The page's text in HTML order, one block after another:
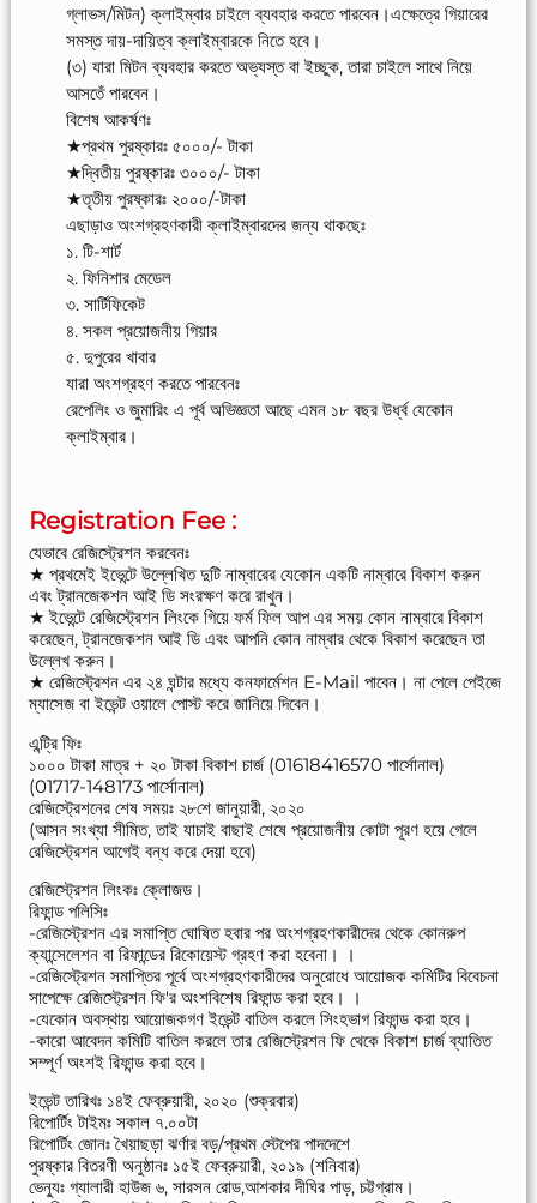
গ্লাভস/মিটন) ক্লাইম্বার চাইলে ব্যবহার করতে পারবেন।এক্ষেত্রে গিয়ারের
সমস্ত দায়-দায়িত্ব ক্লাইম্বারকে নিতে হবে।
(৩) যারা মিটন ব্যবহার করতে অভ্যস্ত বা ইচ্ছুক, তারা চাইলে সাথে নিয়ে
আসতেঁ পারবেন।
বিশেষ আকর্ষণঃ
★প্রথম পুরষ্কারঃ ৫০০০/- টাকা
★দ্বিতীয় পুরষ্কারঃ ৩০০০/- টাকা
★তৃতীয় পুরষ্কারঃ ২০০০/-টাকা
এছাড়াও অংশগ্রহণকারী ক্লাইম্বারদের জন্য থাকছেঃ
১. টি-শার্ট
২. ফিনিশার মেডেল
৩. সার্টিফিকেট
৪. সকল প্রয়োজনীয় গিয়ার
৫. দুপুরের খাবার
যারা অংশগ্রহণ করতে পারবেনঃ
রেপেলিং ও জুমারিং এ পূর্ব অভিজ্ঞতা আছে এমন ১৮ বছর উর্ধ্ব যেকোন
ক্লাইম্বার।
Registration Fee :
যেভাবে রেজিস্ট্রেশন করবেনঃ
★ প্রথমেই ইভেন্টে উল্লেখিত দুটি নাম্বারের যেকোন একটি নাম্বারে বিকাশ করুন
এবং ট্রানজেকশন আই ডি সংরক্ষণ করে রাখুন।
★ ইভেন্টে রেজিস্ট্রেশন লিংকে গিয়ে ফর্ম ফিল আপ এর সময় কোন নাম্বারে বিকাশ
করেছেন, ট্রানজেকশন আই ডি এবং আপনি কোন নাম্বার থেকে বিকাশ করেছেন তা
উল্লেখ করুন।
★ রেজিস্ট্রেশন এর ২৪ ঘন্টার মধ্যে কনফার্মেশন E-Mail পাবেন। না পেলে পেইজে
ম্যাসেজ বা ইভেন্ট ওয়ালে পোস্ট করে জানিয়ে দিবেন।
এন্ট্রি ফিঃ
১০০০ টাকা মাত্র + ২০ টাকা বিকাশ চার্জ (01618416570 পার্সোনাল)
(01717-148173 পার্সোনাল)
রেজিস্ট্রেশনের শেষ সময়ঃ ২৮শে জানুয়ারী, ২০২০
(আসন সংখ্যা সীমিত, তাই যাচাই বাছাই শেষে প্রয়োজনীয় কোটা পূরণ হয়ে গেলে
রেজিস্ট্রেশন আগেই বন্ধ করে দেয়া হবে)
রেজিস্ট্রেশন লিংকঃ ক্লোজড।
রিফান্ড পলিসিঃ
-রেজিস্ট্রেশন এর সমাপ্তি ঘোষিত হবার পর অংশগ্রহণকারীদের থেকে কোনরুপ
ক্যান্সেলেশন বা রিফান্ডের রিকোয়েস্ট গ্রহণ করা হবেনা। ।
-রেজিস্ট্রেশন সমাপ্তির পূর্বে অংশগ্রহণকারীদের অনুরোধে আয়োজক কমিটির বিবেচনা
সাপেক্ষে রেজিস্ট্রেশন ফি'র অংশবিশেষ রিফান্ড করা হবে। ।
-যেকোন অবস্থায় আয়োজকগণ ইভেন্ট বাতিল করলে সিংহভাগ রিফান্ড করা হবে।
-কারো আবেদন কমিটি বাতিল করলে তার রেজিস্ট্রেশন ফি থেকে বিকাশ চার্জ ব্যাতিত
সম্পূর্ণ অংশই রিফান্ড করা হবে।
ইভেন্ট তারিখঃ ১৪ই ফেব্রুয়ারী, ২০২০ (শুক্রবার)
রিপোর্টিং টাইমঃ সকাল ৭.০০টা
রিপোর্টিং জোনঃ খৈয়াছড়া ঝর্ণার বড়/প্রথম স্টেপের পাদদেশে
পুরষ্কার বিতরণী অনুষ্ঠানঃ ১৫ই ফেব্রুয়ারী, ২০১৯ (শনিবার)
ভেন্যুঃ গ্যালারী হাউজ ৬, সারসন রোড,আশকার দীঘির পাড়, চট্টগ্রাম।